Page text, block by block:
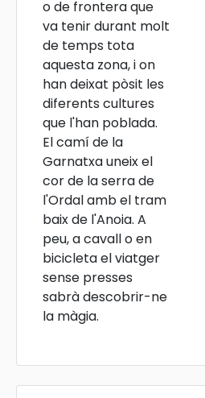
o de frontera que
va tenir durant molt
de temps tota
aquesta zona, i on
han deixat pòsit les
diferents cultures
que l'han poblada.
El camí de la
Garnatxa uneix el
cor de la serra de
l'Ordal amb el tram
baix de l'Anoia. A
peu, a cavall o en
bicicleta el viatger
sense presses
sabrà descobrir-ne
la màgia.